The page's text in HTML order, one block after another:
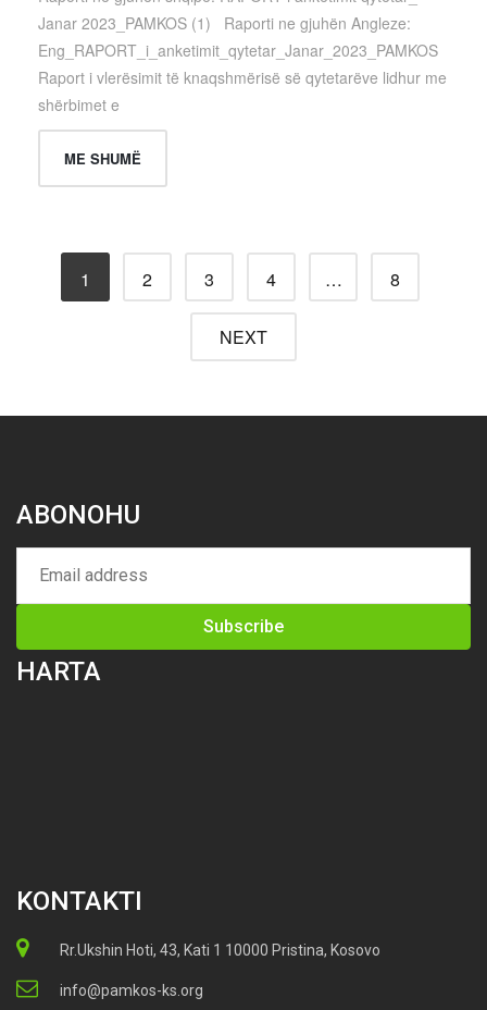
Janar 2023_PAMKOS (1) Raporti ne gjuhën Angleze:
Eng_RAPORT_i_anketimit_qytetar_Janar_2023_PAMKOS
Raport i vlerësimit të knaqshmërisë së qytetarëve lidhur me
shërbimet e
ME SHUMË
1 2 3 4 … 8
NEXT
ABONOHU
HARTA
KONTAKTI
Rr.Ukshin Hoti, 43, Kati 1 10000 Pristina, Kosovo
info@pamkos-ks.org